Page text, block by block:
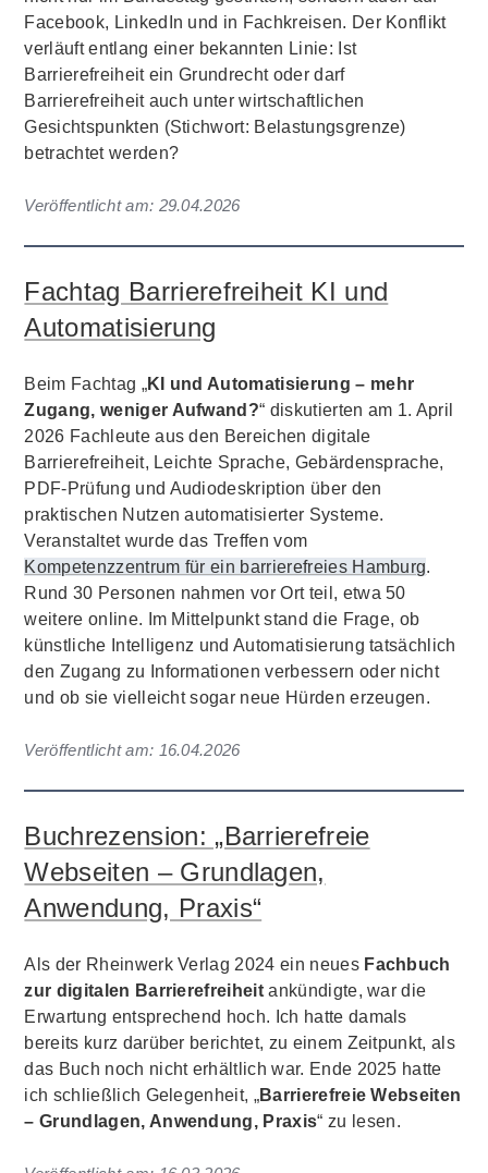
Facebook, LinkedIn und in Fachkreisen. Der Konflikt
verläuft entlang einer bekannten Linie: Ist
Barrierefreiheit ein Grundrecht oder darf
Barrierefreiheit auch unter wirtschaftlichen
Gesichtspunkten (Stichwort: Belastungsgrenze)
betrachtet werden?
Veröffentlicht am: 29.04.2026
Fachtag Barrierefreiheit KI und
Automatisierung
Beim Fachtag „KI und Automatisierung – mehr
Zugang, weniger Aufwand?“ diskutierten am 1. April
2026 Fachleute aus den Bereichen digitale
Barrierefreiheit, Leichte Sprache, Gebärdensprache,
PDF-Prüfung und Audiodeskription über den
praktischen Nutzen automatisierter Systeme.
Veranstaltet wurde das Treffen vom
Kompetenzzentrum für ein barrierefreies Hamburg.
Rund 30 Personen nahmen vor Ort teil, etwa 50
weitere online. Im Mittelpunkt stand die Frage, ob
künstliche Intelligenz und Automatisierung tatsächlich
den Zugang zu Informationen verbessern oder nicht
und ob sie vielleicht sogar neue Hürden erzeugen.
Veröffentlicht am: 16.04.2026
Buchrezension: „Barrierefreie
Webseiten – Grundlagen,
Anwendung, Praxis“
Als der Rheinwerk Verlag 2024 ein neues Fachbuch
zur digitalen Barrierefreiheit ankündigte, war die
Erwartung entsprechend hoch. Ich hatte damals
bereits kurz darüber berichtet, zu einem Zeitpunkt, als
das Buch noch nicht erhältlich war. Ende 2025 hatte
ich schließlich Gelegenheit, „Barrierefreie Webseiten
– Grundlagen, Anwendung, Praxis“ zu lesen.